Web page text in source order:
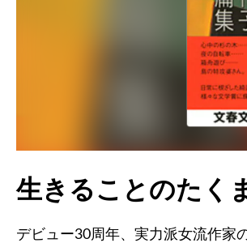
生きることのたく
デビュー30周年、実力派女流作家